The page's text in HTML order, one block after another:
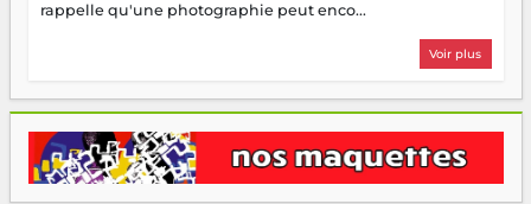
rappelle qu'une photographie peut enco...
Voir plus